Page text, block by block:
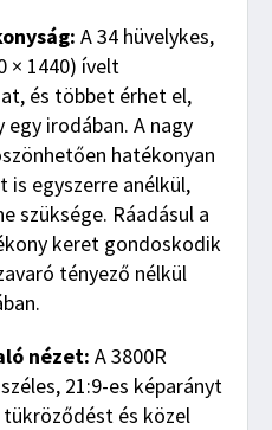
A 34 hüvelykes,
× 1440) ívelt
és többet érhet el,
irodában. A nagy
hatékonyan
egyszerre anélkül,
szüksége. Ráadásul a
keret gondoskodik
tényező nélkül
nézet: A 3800R
21:9-es képarányt
és közel